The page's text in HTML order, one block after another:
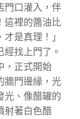
門口灌入，伴
這裡的醬油比
是真理！」
找上門了。
，正式開始
牆門邊緣，光
光、像醋罐的
射著白色醋